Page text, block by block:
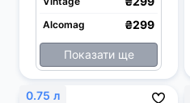
Alcomag ₴299
Показати ще
0.75 л